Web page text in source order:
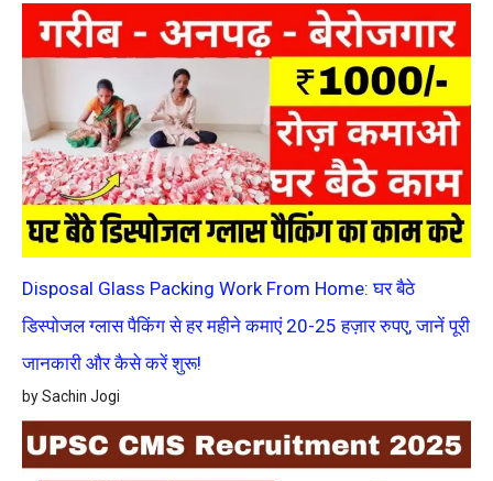
Disposal Glass Packing Work From Home: घर बैठे
डिस्पोजल ग्लास पैकिंग से हर महीने कमाएं 20-25 हज़ार रुपए, जानें पूरी
जानकारी और कैसे करें शुरू!
by Sachin Jogi